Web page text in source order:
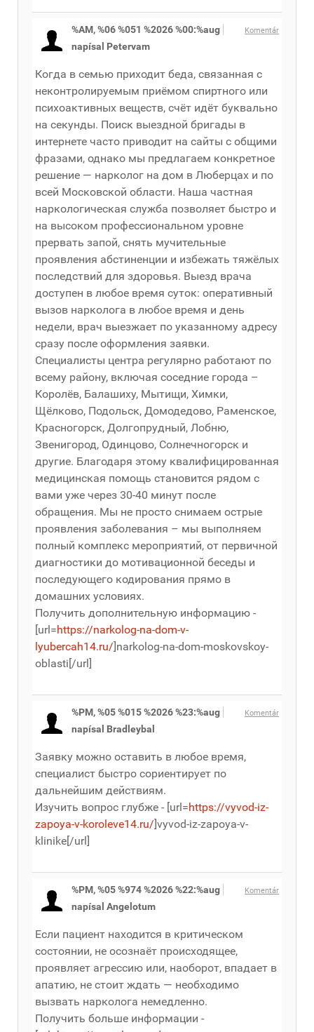
Komentár
%AM, %06 %051 %2026 %00:%aug
napísal Petervam
Когда в семью приходит беда, связанная с
неконтролируемым приёмом спиртного или
психоактивных веществ, счёт идёт буквально
на секунды. Поиск выездной бригады в
интернете часто приводит на сайты с общими
фразами, однако мы предлагаем конкретное
решение — нарколог на дом в Люберцах и по
всей Московской области. Наша частная
наркологическая служба позволяет быстро и
на высоком профессиональном уровне
прервать запой, снять мучительные
проявления абстиненции и избежать тяжёлых
последствий для здоровья. Выезд врача
доступен в любое время суток: оперативный
вызов нарколога в любое время и день
недели, врач выезжает по указанному адресу
сразу после оформления заявки.
Специалисты центра регулярно работают по
всему району, включая соседние города –
Королёв, Балашиху, Мытищи, Химки,
Щёлково, Подольск, Домодедово, Раменское,
Красногорск, Долгопрудный, Лобню,
Звенигород, Одинцово, Солнечногорск и
другие. Благодаря этому квалифицированная
медицинская помощь становится рядом с
вами уже через 30-40 минут после
обращения. Мы не просто снимаем острые
проявления заболевания – мы выполняем
полный комплекс мероприятий, от первичной
диагностики до мотивационной беседы и
последующего кодирования прямо в
домашних условиях.
Получить дополнительную информацию -
[url=https://narkolog-na-dom-v-
lyubercah14.ru/]narkolog-na-dom-moskovskoy-
oblasti[/url]
Komentár
%PM, %05 %015 %2026 %23:%aug
napísal Bradleybal
Заявку можно оставить в любое время,
специалист быстро сориентирует по
дальнейшим действиям.
Изучить вопрос глубже - [url=https://vyvod-iz-
zapoya-v-koroleve14.ru/]vyvod-iz-zapoya-v-
klinike[/url]
Komentár
%PM, %05 %974 %2026 %22:%aug
napísal Angelotum
Если пациент находится в критическом
состоянии, не осознаёт происходящее,
проявляет агрессию или, наоборот, впадает в
апатию, не стоит ждать — необходимо
вызвать нарколога немедленно.
Получить больше информации -